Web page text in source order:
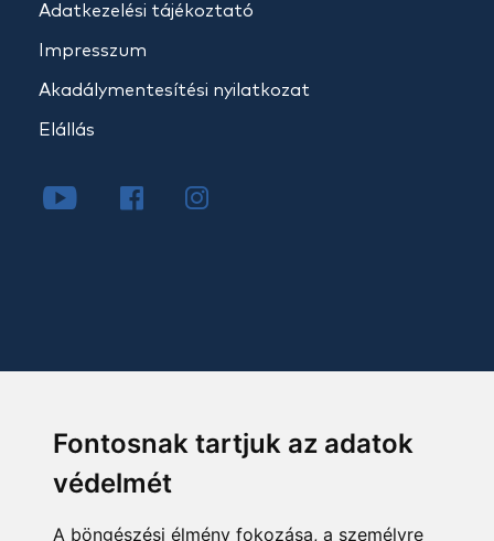
Fontosnak tartjuk az adatok
védelmét
A böngészési élmény fokozása, a személyre
Adatkezelési tájékoztató
Impresszum
Akadálymentesítési nyilatkozat
Elállás